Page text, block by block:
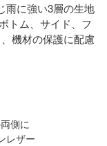
雨に強い3層の生地
トム、サイド、フ
機材の保護に配慮
側に
レザー